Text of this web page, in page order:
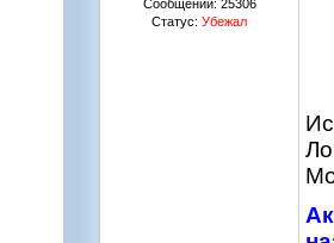
Сообщений: 25306
Статус: Убежал